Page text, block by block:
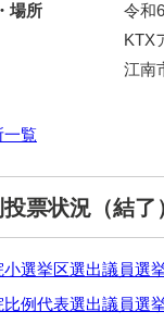
場所
令和
KTX
江南
一覧
票状況（結了
選挙区選出議員選
例代表選出議員選